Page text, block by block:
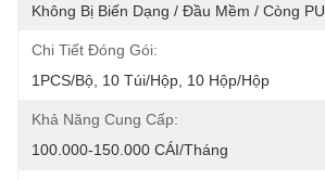
Không Bị Biến Dạng / Đầu Mềm / Còng PU
Chi Tiết Đóng Gói:
1PCS/Bộ, 10 Túi/hộp, 10 Hộp/hộp
Khả Năng Cung Cấp:
100.000-150.000 CÁI/tháng